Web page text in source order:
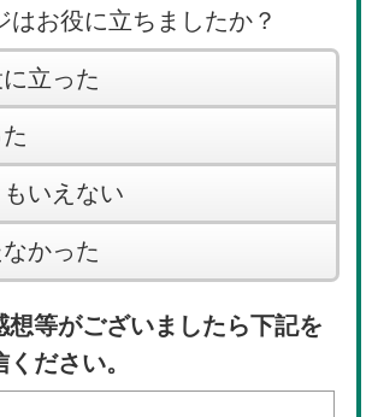
はお役に立ちましたか？
立った
いえない
かった
想等がございましたら下記を
ださい。